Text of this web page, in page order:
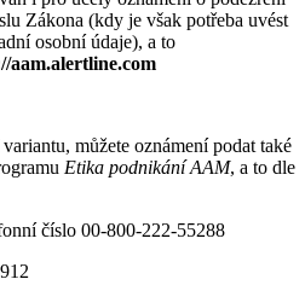
Zákona (kdy je však potřeba uvést
osobní údaje), a to
aam.alertline.com
variantu, můžete oznámení podat také
Etika podnikání AAM, a to dle
číslo 00-800-222-55288